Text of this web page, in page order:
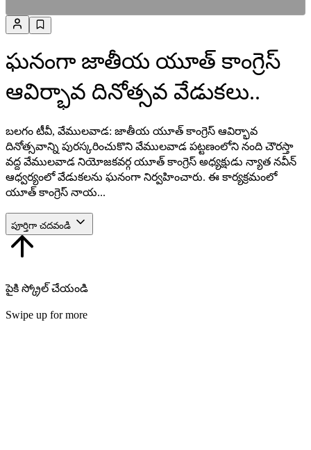
ఘనంగా జాతీయ యూత్ కాంగ్రెస్
ఆవిర్భావ దినోత్సవ వేడుకలు..
బలగం టీవీ, వేములవాడ: జాతీయ యూత్ కాంగ్రెస్ ఆవిర్భావ
దినోత్సవాన్ని పురస్కరించుకొని వేములవాడ పట్టణంలోని నంది చౌరస్తా
వద్ద వేములవాడ నియోజకవర్గ యూత్ కాంగ్రెస్ అధ్యక్షుడు న్యాత నవీన్
ఆధ్వర్యంలో వేడుకలను ఘనంగా నిర్వహించారు. ఈ కార్యక్రమంలో
యూత్ కాంగ్రెస్ నాయ...
పూర్తిగా చదవండి
పైకి స్క్రోల్ చేయండి
Swipe up for more